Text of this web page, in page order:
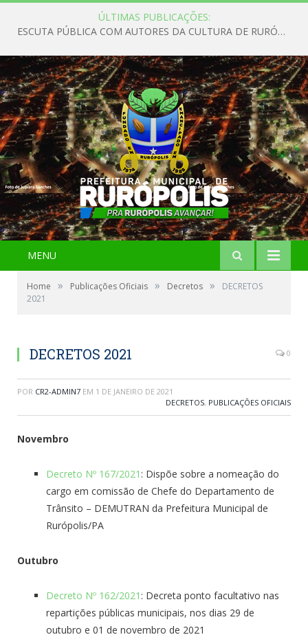
ÚLTIMAS PUBLICAÇÕES:
ESCUTA PÚBLICA COM AUTORES DA CULTURA DE RURÓPOLIS
MENU
Home » Publicações Oficiais » Decretos »
DECRETOS
2021
DECRETOS 2021 0
POR CR2-ADMIN7 EM 1 DE JANEIRO DE 2021
DECRETOS, PUBLICAÇÕES OFICIAIS
Novembro
Decreto Nº 167/2021 : Dispõe sobre a nomeação do
cargo em comissão de Chefe do Departamento de
Trânsito – DEMUTRAN da Prefeitura Municipal de
Rurópolis/PA
Outubro
Decreto Nº 162/2021 : Decreta ponto facultativo nas
repartições públicas municipais, nos dias 29 de
outubro e 01 de novembro de 2021